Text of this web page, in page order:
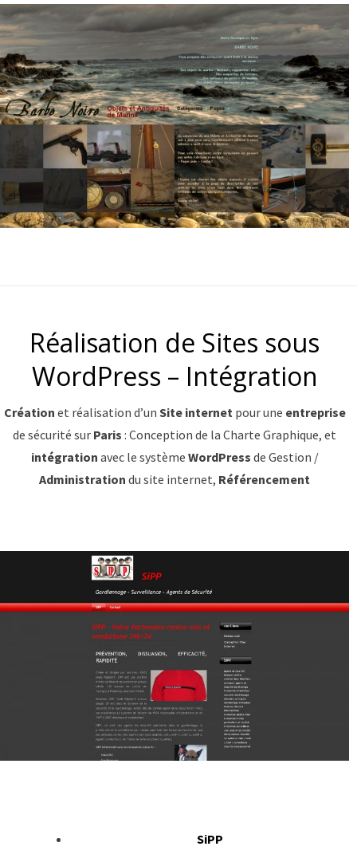
Réalisation de Sites sous
WordPress – Intégration
Création et réalisation d’un Site internet pour une entreprise
de sécurité sur Paris : Conception de la Charte Graphique, et
intégration avec le système WordPress de Gestion /
Administration du site internet, Référencement
SiPP